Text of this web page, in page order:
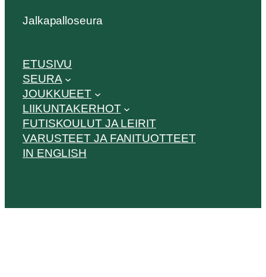
Jalkapalloseura
ETUSIVU
SEURA
JOUKKUEET
LIIKUNTAKERHOT
FUTISKOULUT JA LEIRIT
VARUSTEET JA FANITUOTTEET
IN ENGLISH